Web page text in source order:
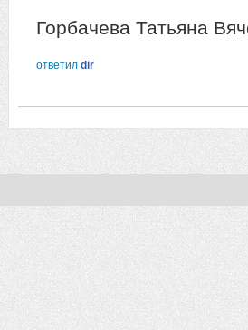
Горбачева Татьяна
ответил dir